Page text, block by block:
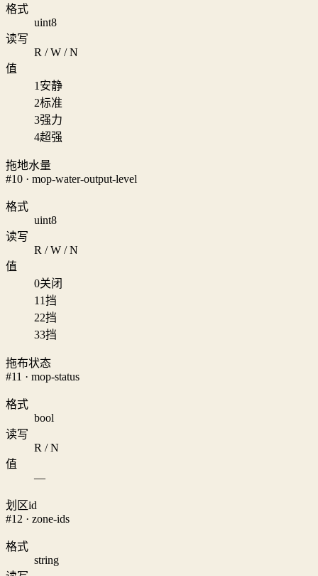
格式
uint8
读写
R / W / N
值
1 安静
2标准
3强力
4超强
拖地水量
#10 · mop-water-output-level
格式
uint8
读写
R / W / N
值
0关闭
1 1挡
22挡
33挡
拖布状态
#11 · mop-status
格式
bool
读写
R / N
值
—
划区id
#12 · zone-ids
格式
string